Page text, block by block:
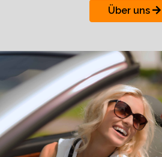
Über uns